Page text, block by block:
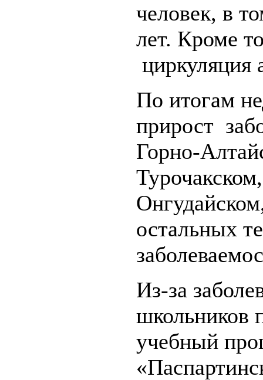
человек, в
лет. Кроме
циркуляция
По итогам
прирост
Горно-
остальных
Из-за
школьников
учебный